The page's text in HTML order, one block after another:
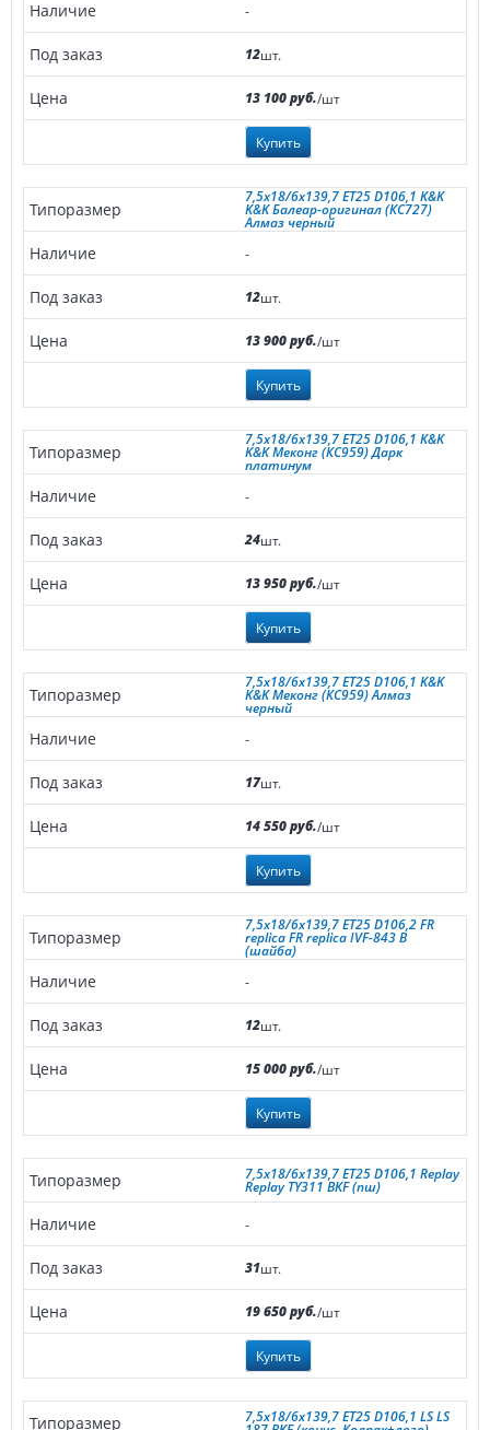
-
12шт.
13 100 руб./шт
Купить
7,5x18/6x139,7 ET25 D106,1 K&K
K&K Балеар-оригинал (КС727)
Алмаз черный
-
12шт.
13 900 руб./шт
Купить
7,5x18/6x139,7 ET25 D106,1 K&K
K&K Меконг (КС959) Дарк
платинум
-
24шт.
13 950 руб./шт
Купить
7,5x18/6x139,7 ET25 D106,1 K&K
K&K Меконг (КС959) Алмаз
черный
-
17шт.
14 550 руб./шт
Купить
7,5x18/6x139,7 ET25 D106,2 FR
replica FR replica IVF-843 B
(шайба)
-
12шт.
15 000 руб./шт
Купить
7,5x18/6x139,7 ET25 D106,1 Replay
Replay TY311 BKF (пш)
-
31шт.
19 650 руб./шт
Купить
7,5x18/6x139,7 ET25 D106,1 LS LS